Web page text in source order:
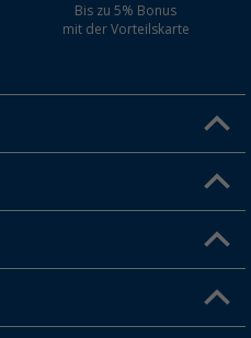
Bis zu 5% Bonus
mit der Vorteilskarte